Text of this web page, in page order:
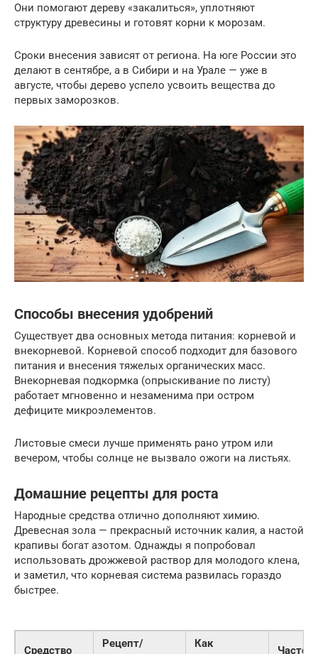
Они помогают дереву «закалиться», уплотняют
структуру древесины и готовят корни к морозам.
Сроки внесения зависят от региона. На юге России это
делают в сентябре, а в Сибири и на Урале — уже в
августе, чтобы дерево успело усвоить вещества до
первых заморозков.
Способы внесения удобрений
Существует два основных метода питания: корневой и
внекорневой. Корневой способ подходит для базового
питания и внесения тяжелых органических масс.
Внекорневая подкормка (опрыскивание по листу)
работает мгновенно и незаменима при остром
дефиците микроэлементов.
Листовые смеси лучше применять рано утром или
вечером, чтобы солнце не вызвало ожоги на листьях.
Домашние рецепты для роста
Народные средства отлично дополняют химию.
Древесная зола — прекрасный источник калия, а настой
крапивы богат азотом. Однажды я попробовал
использовать дрожжевой раствор для молодого клена,
и заметил, что корневая система развилась гораздо
быстрее.
Средство
Рецепт/
Как
Частота